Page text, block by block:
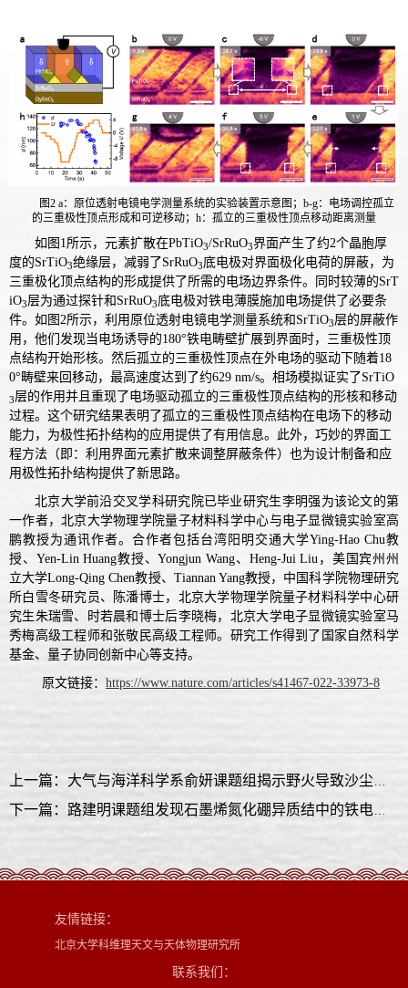
图2 a：原位透射电镜电学测量系统的实验装置示意图；b-g：电场调控孤立
的三重极性顶点形成和可逆移动；h：孤立的三重极性顶点移动距离测量
如图 1所示，元素扩散在PbTiO3/SrRuO3界面产生了约2个晶胞厚
度的SrTiO3绝缘层，减弱了SrRuO3底电极对界面极化电荷的屏蔽，为
三重极化顶点结构的形成提供了所需的电场边界条件。同时较薄的SrT
iO3层为通过探针和 SrRuO3底电极对铁电薄膜施加电场提供了必要条
件。如图2所示，利用原位透射电镜电学测量系统和 SrTiO3层的屏蔽作
用，他们发现当电场诱导的180°铁电畴壁扩展到界面时，三重极性顶
点结构开始形核。然后孤立的三重极性顶点在外电场的驱动下随着18
0°畴壁来回移动，最高速度达到了约629 nm/s。相场模拟证实了SrTiO
3层的作用并且重现了电场驱动孤立的三重极性顶点结构的形核和移动
过程。这个研究结果表明了孤立的三重极性顶点结构在电场下的移动
能力，为极性拓扑结构的应用提供了有用信息。此外，巧妙的界面工
程方法（即：利用界面元素扩散来调整屏蔽条件）也为设计制备和应
用极性拓扑结构提供了新思路。
北京大学前沿交叉学科研究院已毕业研究生李明强为该论文的第
一作者，北京大学物理学院量子材料科学中心与电子显微镜实验室高
鹏教授为通讯作者。合作者包括台湾阳明交通大学Ying-Hao Chu教
授、Yen-Lin Huang教授、Yongjun Wang、Heng-Jui Liu，美国宾州州
立大学Long-Qing Chen教授、Tiannan Yang教授，中国科学院物理研究
所白雪冬研究员、陈潘博士，北京大学物理学院量子材料科学中心研
究生朱瑞雪、时若晨和博士后李晓梅，北京大学电子显微镜实验室马
秀梅高级工程师和张敬民高级工程师。研究工作得到了国家自然科学
基金、量子协同创新中心等支持。
原文链接： https://www.nature.com/articles/s41467-022-33973-8
上一篇：大气与海洋科学系俞妍课题组揭示野火导致沙尘排放这一全球现象
下一篇：路建明课题组发现石墨烯氮化硼异质结中的铁电极化
友情链接：
北京大学科维理天文与天体物理研究所
联系我们：